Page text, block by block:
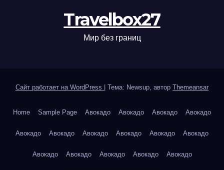
Travelbox27
Мир без границ
Сайт работает на WordPress | Тема: Newsup, автор Themeansar
Home Sample Page Авокадо Авокадо Авокадо Авокадо
Авокадо Авокадо Авокадо Авокадо Авокадо Авокадо
Авокадо Авокадо Авокадо Авокадо Авокадо